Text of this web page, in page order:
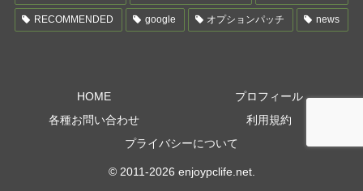
RECOMMENDED google オプションパッチ news
HOME
プロフィール
各種お問い合わせ
利用規約
プライバシーについて
© 2011-2026 enjoypclife.net.